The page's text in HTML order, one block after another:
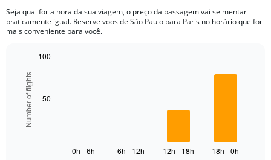
The
chart
has
axis
displaying
values.
Range:
Seja qual for a hora da sua viagem, o preço da passagem vai se mentar
praticamente igual. Reserve voos de São Paulo para Paris no horário que for
mais conveniente para você.
chart
with
bars.
The
graphic.
Number of flights
0h - 6h 6h - 12h 12h - 18h 18h - 0h
50
100